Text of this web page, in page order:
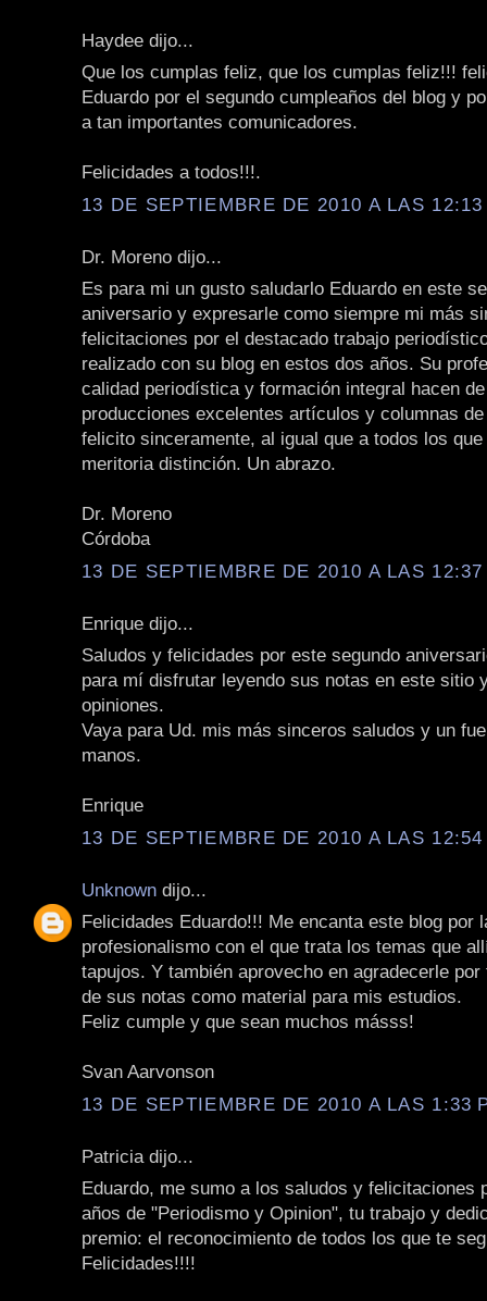
Haydee dijo...
Que los cumplas feliz, que los cumplas feliz!!!
Eduardo por el segundo cumpleaños del blog y
a tan importantes comunicadores.
Felicidades a todos!!!.
13 DE SEPTIEMBRE DE 2010 A LAS 12:13
Dr. Moreno dijo...
Es para mi un gusto saludarlo Eduardo en este
aniversario y expresarle como siempre mi más
felicitaciones por el destacado trabajo
realizado con su blog en estos dos años. Su
calidad periodística y formación integral hacen
producciones excelentes artículos y columnas
felicito sinceramente, al igual que a todos los
meritoria distinción. Un abrazo.
Dr. Moreno
Córdoba
13 DE SEPTIEMBRE DE 2010 A LAS 12:37
Enrique dijo...
Saludos y felicidades por este segundo
para mí disfrutar leyendo sus notas en este sitio
opiniones.
Vaya para Ud. mis más sinceros saludos y un
manos.
Enrique
13 DE SEPTIEMBRE DE 2010 A LAS 12:54
Unknown dijo...
Felicidades Eduardo!!! Me encanta este blog por
profesionalismo con el que trata los temas que
tapujos. Y también aprovecho en agradecerle por
de sus notas como material para mis estudios.
Feliz cumple y que sean muchos másss!
Svan Aarvonson
13 DE SEPTIEMBRE DE 2010 A LAS 1:33
Patricia dijo...
Eduardo, me sumo a los saludos y felicitaciones
años de "Periodismo y Opinion", tu trabajo y
premio: el reconocimiento de todos los que te
Felicidades!!!!